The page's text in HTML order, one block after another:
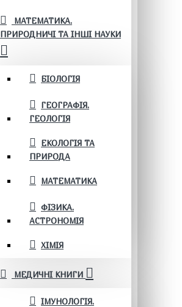
МАТЕМАТИКА.
ПРИРОДНИЧІ ТА ІНШІ НАУКИ
БІОЛОГІЯ
ГЕОГРАФІЯ.
ГЕОЛОГІЯ
ЕКОЛОГІЯ ТА
ПРИРОДА
МАТЕМАТИКА
ФІЗИКА.
АСТРОНОМІЯ
ХІМІЯ
МЕДИЧНІ КНИГИ
ІМУНОЛОГІЯ.